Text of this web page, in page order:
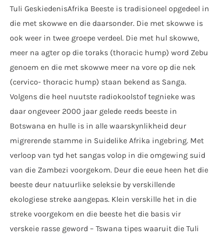
Tuli GeskiedenisAfrika Beeste is tradisioneel opgedeel in
die met skowwe en die daarsonder. Die met skowwe is
ook weer in twee groepe verdeel. Die met hul skowwe,
meer na agter op die toraks (thoracic hump) word Zebu
genoem en die met skowwe meer na vore op die nek
(cervico- thoracic hump) staan bekend as Sanga.
Volgens die heel nuutste radiokoolstof tegnieke was
daar ongeveer 2000 jaar gelede reeds beeste in
Botswana en hulle is in alle waarskynlikheid deur
migrerende stamme in Suidelike Afrika ingebring. Met
verloop van tyd het sangas volop in die omgewing suid
van die Zambezi voorgekom. Deur die eeue heen het die
beeste deur natuurlike seleksie by verskillende
ekologiese streke aangepas. Klein verskille het in die
streke voorgekom en die beeste het die basis vir
verskeie rasse geword – Tswana tipes waaruit die Tuli